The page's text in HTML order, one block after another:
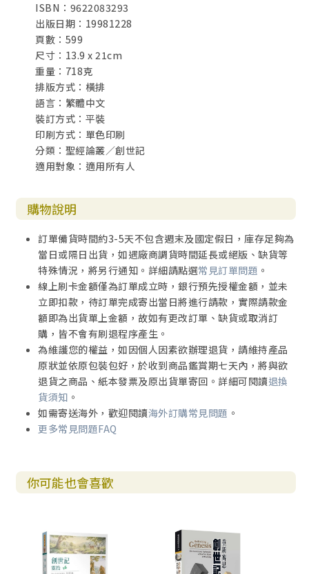
ISBN：9622083293
出版日期：19981228
頁數：599
尺寸：13.9 x 21cm
重量：718克
排版方式：橫排
語言：繁體中文
裝訂方式：平裝
印刷方式：單色印刷
分類：聖經論叢／創世記
適用對象：適用所有人
購物說明
訂單備貨時間約3-5天不包含週末及國定假日，庫存足夠為
當日或隔日出貨，如遇廠商調貨時間延長或絕版、缺貨等
特殊情況，將另行通知。詳細請點選常見訂單問題 。
線上刷卡金額僅為訂單成立時，銀行預先授權金額，並未
立即扣款，待訂單完成寄出當日將進行請款，實際請款金
額即為出貨單上金額，故如有更改訂單、缺貨或取消訂
購，皆不會有刷退程序產生。
為維護您的權益，如因個人因素欲辦理退貨，請維持產品
原狀並依原包裝包好，於收到商品鑑賞期七天內，將與欲
退貨之商品、紙本發票及原出貨單寄回。詳細可閱讀退換
貨須知 。
如需寄送海外，歡迎閱讀海外訂購常見問題 。
更多常見問題FAQ
你可能也會喜歡